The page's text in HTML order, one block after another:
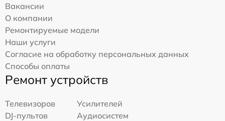
Вакансии
О компании
Ремонтируемые модели
Наши услуги
Согласие на обработку персональных данных
Способы оплаты
Ремонт устройств
Телевизоров
Усилителей
DJ-пультов
Аудиосистем